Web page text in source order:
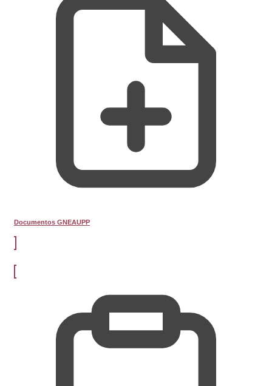
Documentos GNEAUPP